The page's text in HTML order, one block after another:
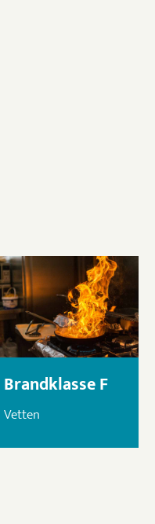
Brandklasse F
Vetten